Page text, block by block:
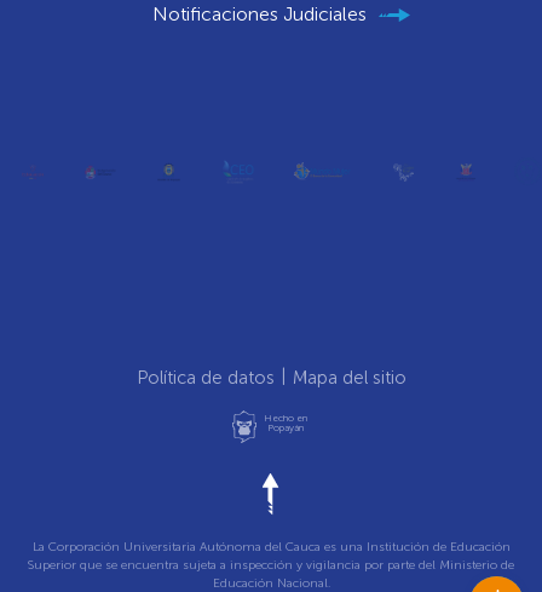
Notificaciones Judiciales
Política de datos Mapa del sitio
Hecho en
Popayán
La Corporación Universitaria Autónoma del Cauca es una Institución de Educación
Superior que se encuentra sujeta a inspección y vigilancia por parte del Ministerio de
Educación Nacional.